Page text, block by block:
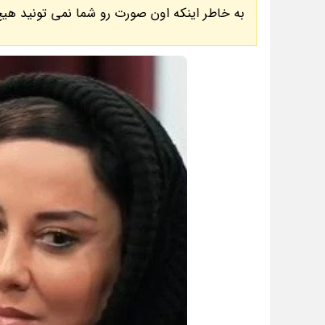
به خاطر اینکه اون صورت رو شما نمی تونید